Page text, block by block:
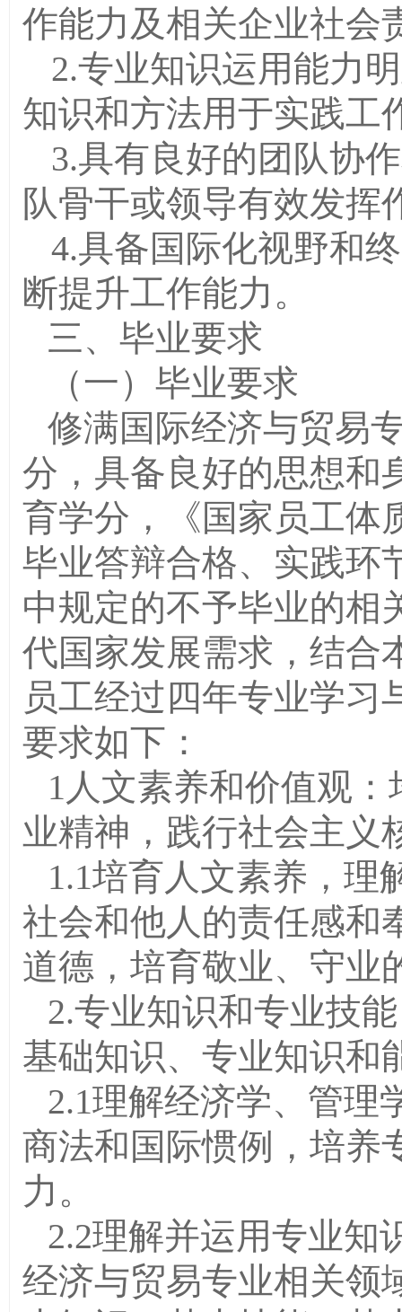
作能力及相关企业社会
2.专业知识运用能力
知识和方法用于实践工
3.具有良好的团队协
队骨干或领导有效发挥
4.具备国际化视野和
断提升工作能力。
三、毕业要求
（一）毕业要求
修满国际经济与贸易
分，具备良好的思想和
育学分，《国家员工体
毕业答辩合格、实践环
中规定的不予毕业的相
代国家发展需求，结合
员工经过四年专业学习
要求如下：
1人文素养和价值观
业精神，践行社会主义
1.1培育人文素养，理
社会和他人的责任感和
道德，培育敬业、守业
2.专业知识和专业技
基础知识、专业知识和
2.1理解经济学、管理
商法和国际惯例，培养
力。
2.2理解并运用专业知
经济与贸易专业相关领